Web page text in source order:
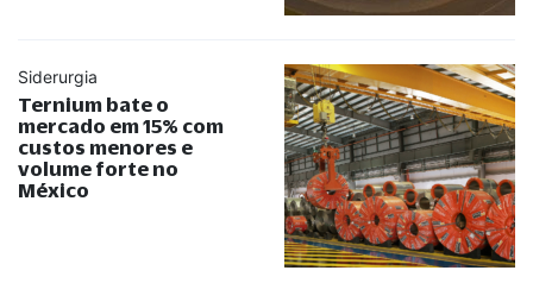
Siderurgia
Ternium bate o
mercado em 15% com
custos menores e
volume forte no
México